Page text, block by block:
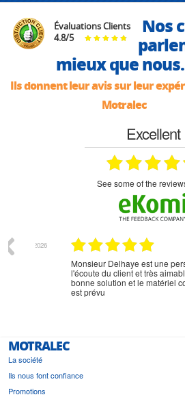
Évaluations Clients
4.8/5
Nos
mieux que
Ils donnent leur avis sur leur
Motralec
Excellent
see some of the
Monsieur Delhaye est une
l'écoute du client et très aimable -
bonne solution et le matériel
est prévu
MOTRALEC
La société
Ils nous font confiance
Promotions